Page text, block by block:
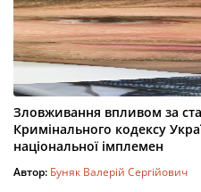
Зловживання впливом за
Кримінального кодексу
національної імплемен
Автор: Буняк Валерій Сергійович